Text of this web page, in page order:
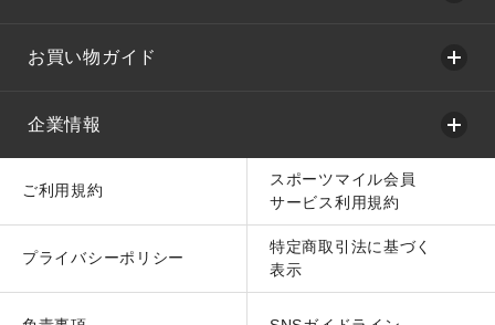
お買い物ガイド
企業情報
ご利用規約
スポーツマイル会員
サービス利用規約
プライバシーポリシー
特定商取引法に基づく
表示